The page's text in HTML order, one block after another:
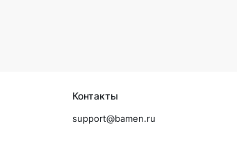
Контакты
support@bamen.ru